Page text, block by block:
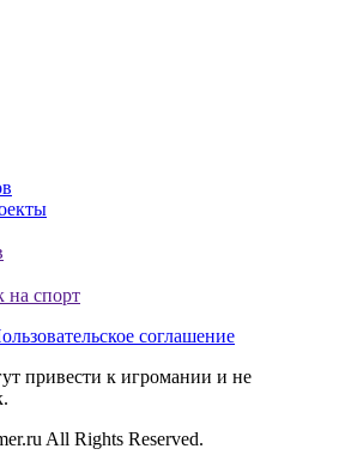
на спорт
соглашение
привести к игромании и не
All Rights Reserved.